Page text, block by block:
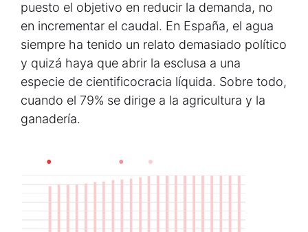
puesto el objetivo en reducir la demanda, no
en incrementar el caudal. En España, el agua
siempre ha tenido un relato demasiado político
y quizá haya que abrir la esclusa a una
especie de cientificocracia líquida. Sobre todo,
cuando el 79% se dirige a la agricultura y la
ganadería.